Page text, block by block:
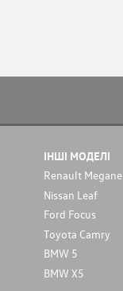
ІНШІ МОДЕЛІ
Renault Megane
Nissan Leaf
Ford Focus
Toyota Camry
BMW 5
BMW X5